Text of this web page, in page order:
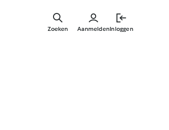
AanmeldenInloggen
Zoeken